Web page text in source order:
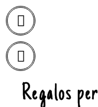
Regalos